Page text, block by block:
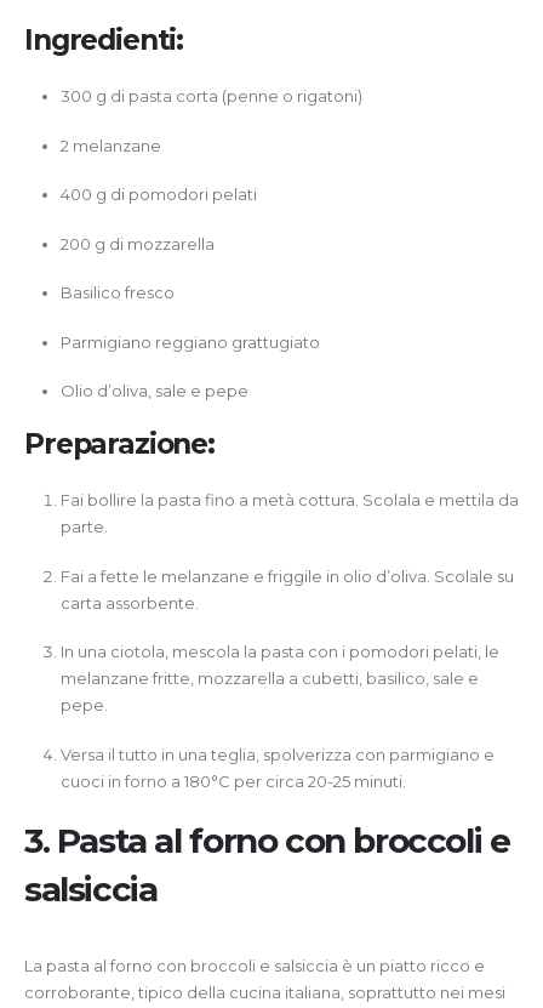
Ingredienti:
300 g di pasta corta (penne o rigatoni)
2 melanzane
400 g di pomodori pelati
200 g di mozzarella
Basilico fresco
Parmigiano reggiano grattugiato
Olio d’oliva, sale e pepe
Preparazione:
Fai bollire la pasta fino a metà cottura. Scolala e mettila da
parte.
Fai a fette le melanzane e friggile in olio d’oliva. Scolale su
carta assorbente.
In una ciotola, mescola la pasta con i pomodori pelati, le
melanzane fritte, mozzarella a cubetti, basilico, sale e
pepe.
Versa il tutto in una teglia, spolverizza con parmigiano e
cuoci in forno a 180°C per circa 20-25 minuti.
3. Pasta al forno con broccoli e
salsiccia
La pasta al forno con broccoli e salsiccia è un piatto ricco e
corroborante, tipico della cucina italiana, soprattutto nei mesi